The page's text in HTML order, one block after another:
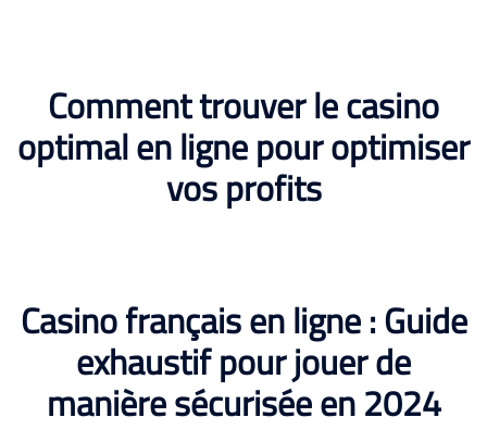
Comment trouver le casino
optimal en ligne pour optimiser
vos profits
Casino français en ligne : Guide
exhaustif pour jouer de
manière sécurisée en 2024